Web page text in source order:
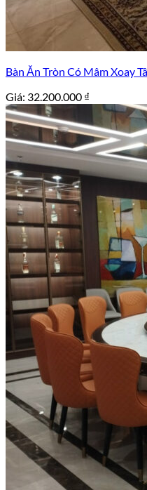
Bàn Ăn Tròn Có Mâm Xoay
Giá: 32.200.000 ₫